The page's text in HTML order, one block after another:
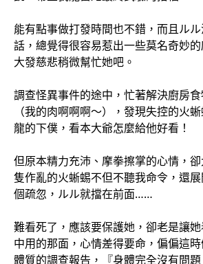
能有點事做打發時間也不錯，而且ル
話，總覺得很容易惹出一些莫名奇妙
大發慈悲稍微幫忙她吧。
調查怪異事件的途中，忙著解決廚房
（我的肉啊啊啊～），發現失控的火
龍的下僕，看本大爺怎麼給他好看！
但原本精力充沛、摩拳擦掌的心情，
隻作亂的火蜥蜴不但不聽我命令，還
個疏忽，ルル就擋在前面……
難看死了，應該要保護她，卻老是讓
中用的那面，心情差得要命，偏偏這
體質的調查報告，『身體完全沒有問